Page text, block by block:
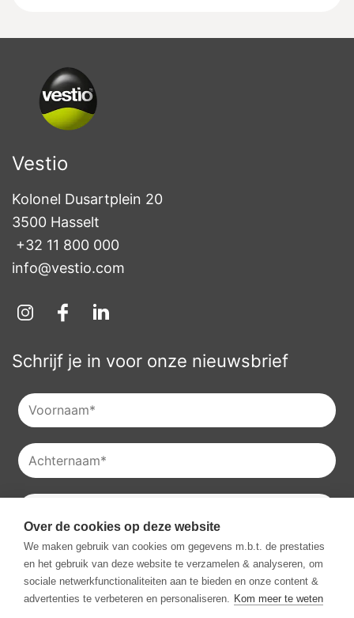
Vestio
Kolonel Dusartplein 20
3500 Hasselt
+32 11 800 000
info@vestio.com
Schrijf je in voor onze nieuwsbrief
Je kan onzeprivacyverklaringraadplegen en je kan je ook
altijd uitschrijven voor onze nieuwsbrieven.
Ik ga akkoord met het ontvangen van communicatie van
Vestio.*
Over de cookies op deze website
We maken gebruik van cookies om gegevens m.b.t. de prestaties
en het gebruik van deze website te verzamelen & analyseren, om
sociale netwerkfunctionaliteiten aan te bieden en onze content &
advertenties te verbeteren en personaliseren. Kom meer te weten